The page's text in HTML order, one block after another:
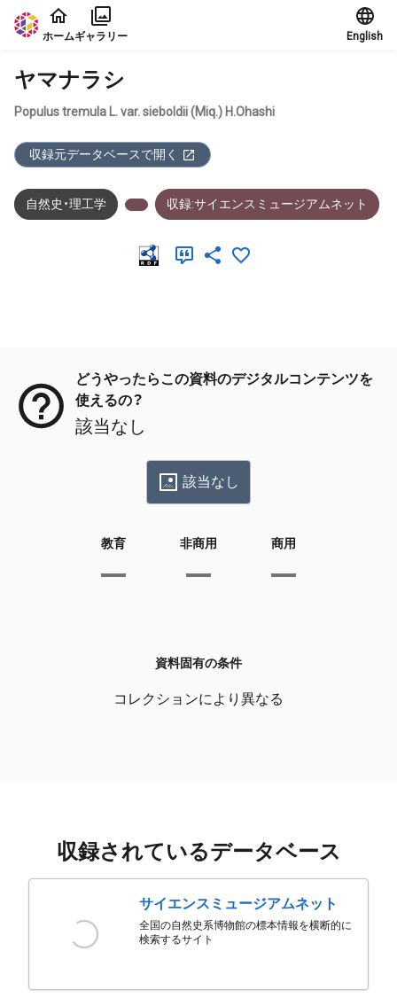
本文に飛ぶ
ホームギャラリー English
ヤマナラシ
Populus tremula L. var. sieboldii (Miq.) H.Ohashi
収録元データベースで開く
自然史・理工学 収録:サイエンスミュージアムネット
どうやったらこの資料のデジタルコンテンツを
使えるの？
該当なし
該当なし
教育 非商用 商用
資料固有の条件
コレクションにより異なる
収録されているデータベース
サイエンスミュージアムネット
全国の自然史系博物館の標本情報を横断的に
検索するサイト